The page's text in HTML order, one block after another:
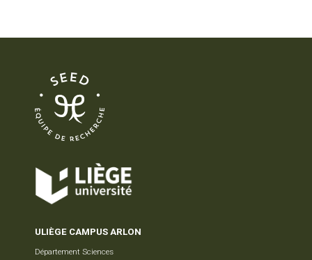
ULIÈGE CAMPUS ARLON
Département Sciences